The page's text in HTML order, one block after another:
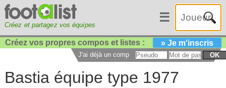
Créez et partagez vos équipes
☰
Créez vos propres compos et listes : » Je m'inscris
J'ai déjà un compte : OK
Bastia équipe type 1977